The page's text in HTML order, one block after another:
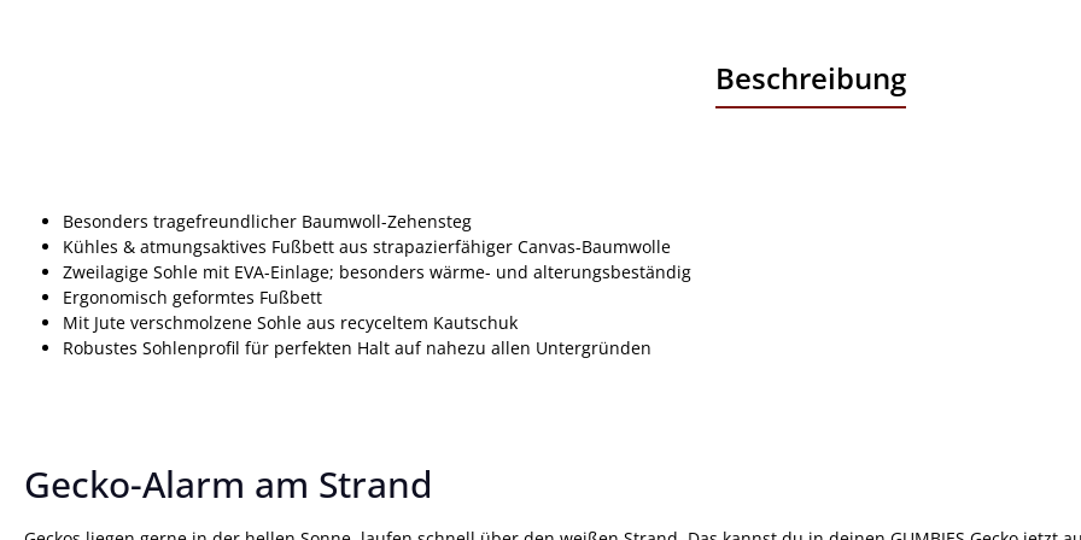
Beschreibung
Besonders tragefreundlicher Baumwoll-Zehensteg
Kühles & atmungsaktives Fußbett aus strapazierfähiger Canvas-Baumwolle
Zweilagige Sohle mit EVA-Einlage; besonders wärme- und alterungsbeständig
Ergonomisch geformtes Fußbett
Mit Jute verschmolzene Sohle aus recyceltem Kautschuk
Robustes Sohlenprofil für perfekten Halt auf nahezu allen Untergründen
Gecko-Alarm am Strand